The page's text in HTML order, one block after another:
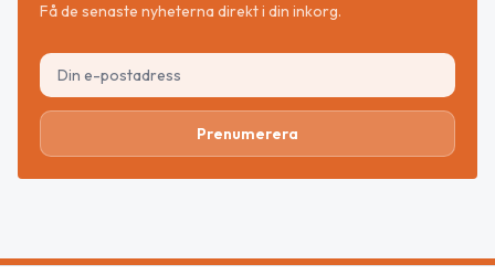
Få de senaste nyheterna direkt i din inkorg.
Prenumerera